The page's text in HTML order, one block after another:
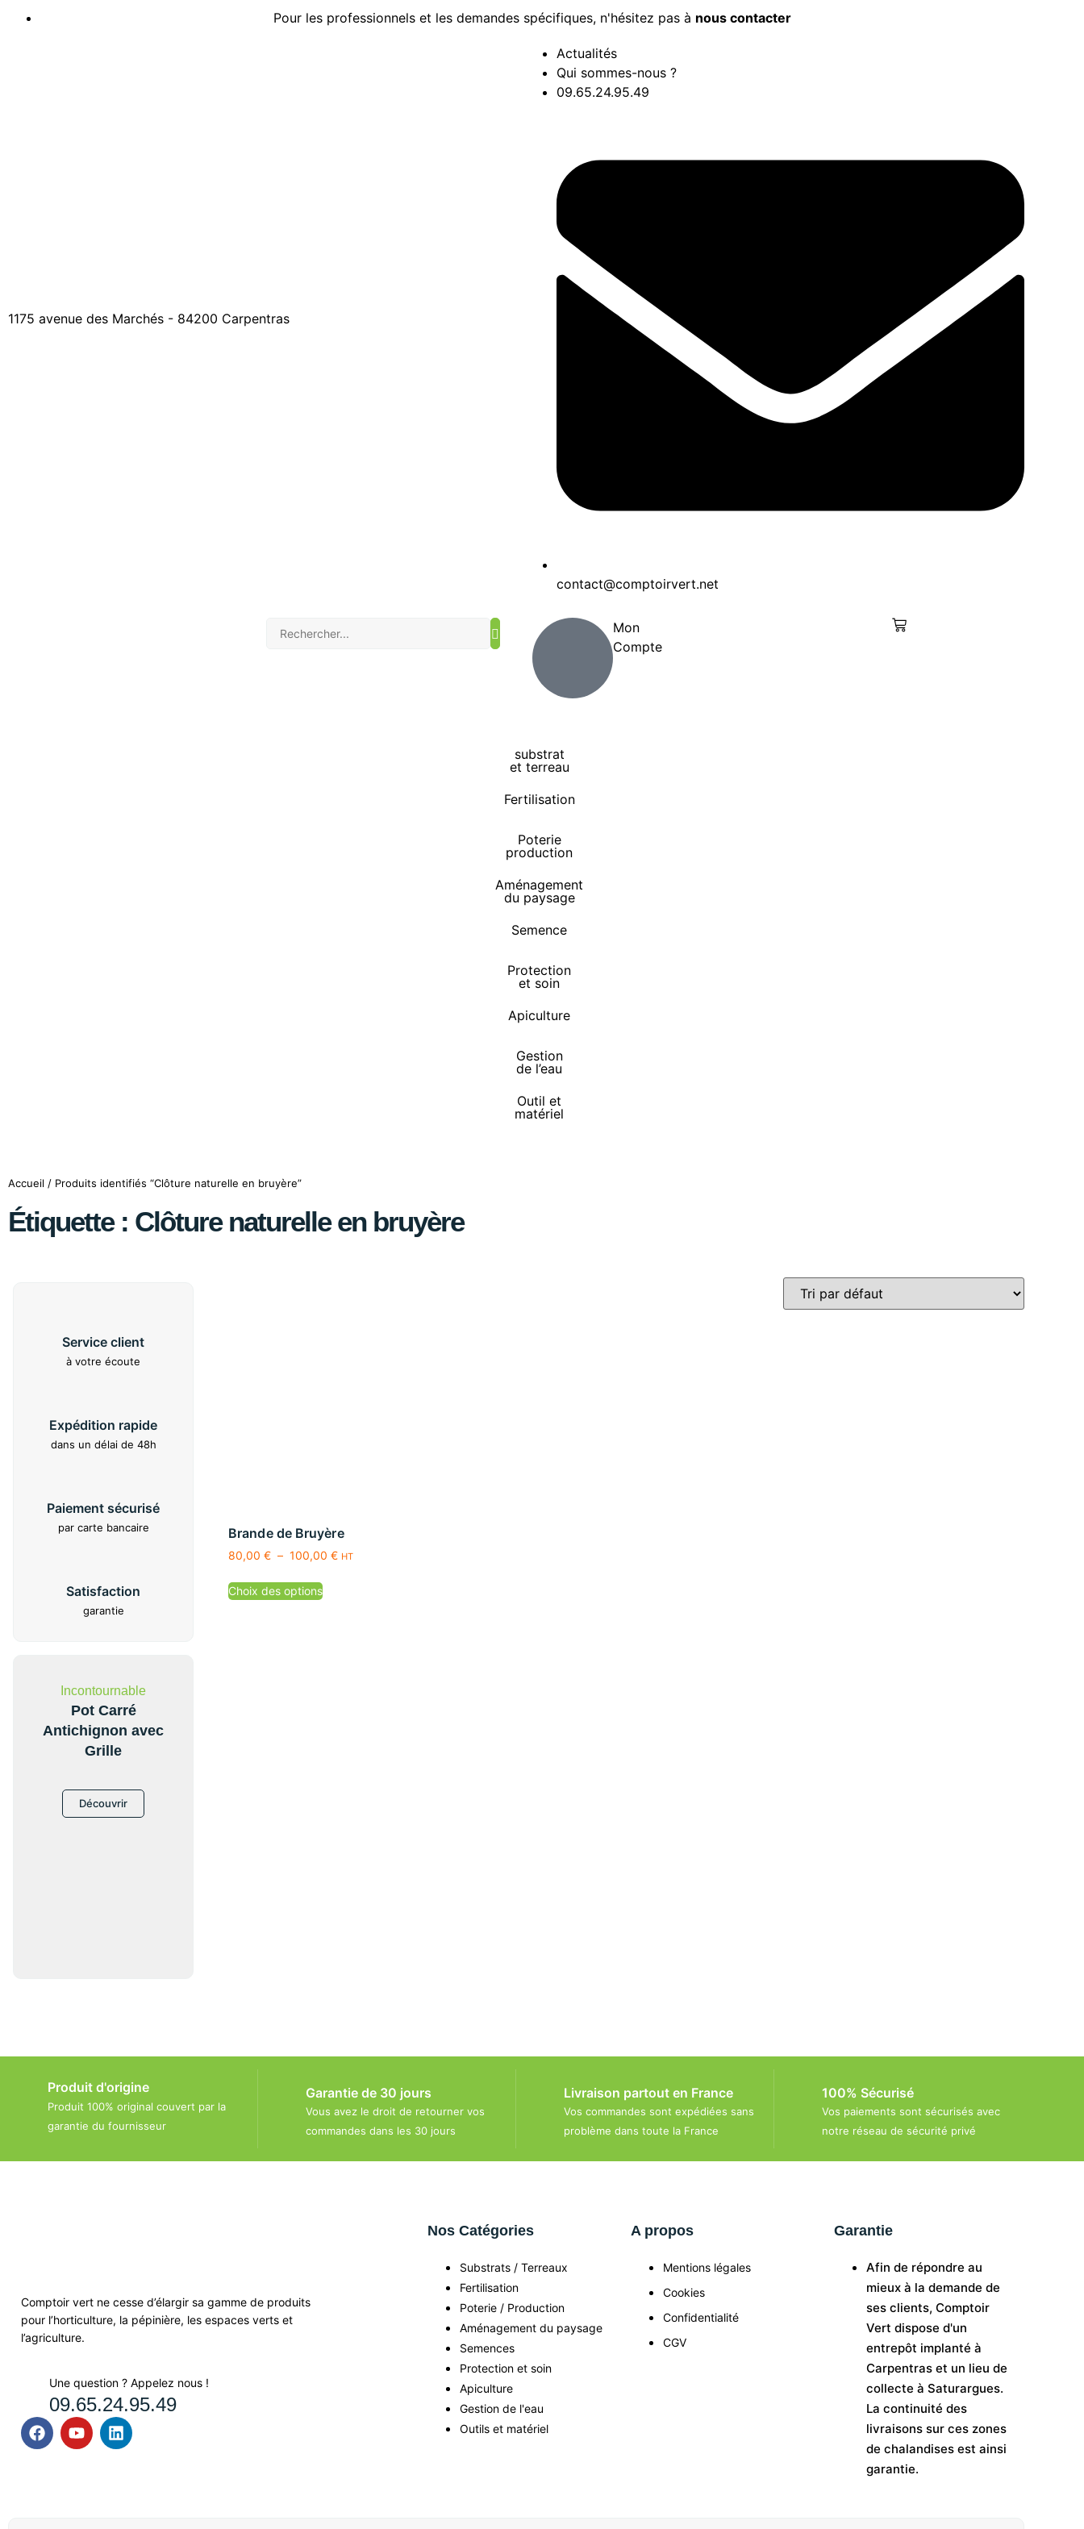
Pour les professionnels et les demandes spécifiques, n'hésitez pas à nous contacter
1175 avenue des Marchés - 84200 Carpentras
Actualités
Qui sommes-nous ?
09.65.24.95.49
contact@comptoirvert.net
Mon
Compte
substrat
et terreau
Fertilisation
Poterie
production
Aménagement
du paysage
Semence
Protection
et soin
Apiculture
Gestion
de l’eau
Outil et
matériel
Accueil / Produits identifiés “Clôture naturelle en bruyère”
Étiquette : Clôture naturelle en bruyère
Service client
à votre écoute
Expédition rapide
dans un délai de 48h
Paiement sécurisé
par carte bancaire
Satisfaction
garantie
Incontournable
Pot Carré
Antichignon avec
Grille
Découvrir
Brande de Bruyère
80,00 € – 100,00 € HT
Choix des options
Produit d'origine
Produit 100% original couvert par la
garantie du fournisseur
Garantie de 30 jours
Vous avez le droit de retourner vos
commandes dans les 30 jours
Livraison partout en France
Vos commandes sont expédiées sans
problème dans toute la France
100% Sécurisé
Vos paiements sont sécurisés avec
notre réseau de sécurité privé
Comptoir vert ne cesse d’élargir sa gamme de produits
pour l’horticulture, la pépinière, les espaces verts et
l’agriculture.
Une question ? Appelez nous !
09.65.24.95.49
Nos Catégories
Substrats / Terreaux
Fertilisation
Poterie / Production
Aménagement du paysage
Semences
Protection et soin
Apiculture
Gestion de l'eau
Outils et matériel
A propos
Mentions légales
Cookies
Confidentialité
CGV
Garantie
Afin de répondre au
mieux à la demande de
ses clients, Comptoir
Vert dispose d'un
entrepôt implanté à
Carpentras et un lieu de
collecte à Saturargues.
La continuité des
livraisons sur ces zones
de chalandises est ainsi
garantie.